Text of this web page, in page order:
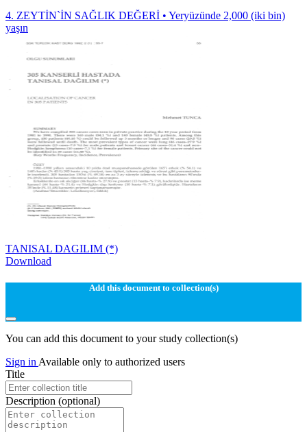
4. ZEYTİN`İN SAĞLIK DEĞERİ • Yeryüzünde 2,000 (iki bin)
yaşın
TANISAL DAGILIM (*)
Download
Add this document to collection(s)
You can add this document to your study collection(s)
Sign in Available only to authorized users
Title
Description (optional)